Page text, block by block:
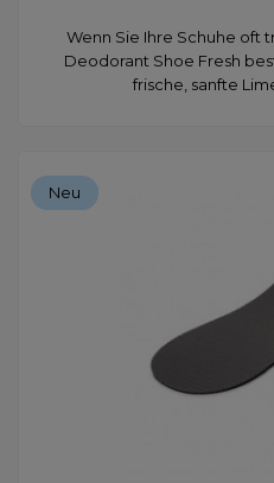
Wenn Sie Ihre Schuhe oft
Deodorant Shoe Fresh
frische, sanfte
Neu